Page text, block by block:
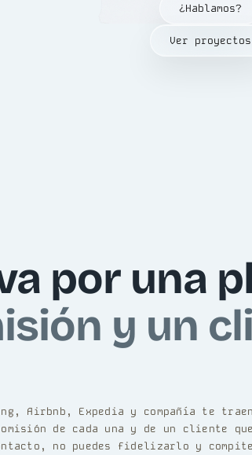
¿Hablamos?
Ver proyectos
por una
y un
Airbnb, Expedia y compañía te
de cada una y de un cliente
no puedes fidelizarlo y